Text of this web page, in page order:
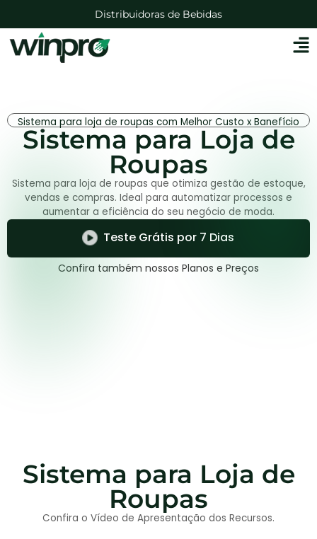
Distribuidoras de Bebidas
Lojas de Agropecuárias
Mercadinhos e Mercearias
Sistema para loja de roupas com Melhor Custo x Banefício
Sistema para Loja de
Roupas
Sistema para loja de roupas que otimiza gestão de estoque,
vendas e compras. Ideal para automatizar processos e
aumentar a eficiência do seu negócio de moda.
Teste Grátis por 7 Dias
Confira também nossos Planos e Preços
Sistema para Loja de
Roupas
Confira o Vídeo de Apresentação dos Recursos.